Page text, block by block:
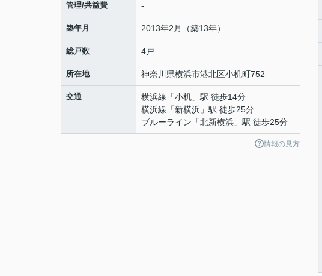
管理/共益費 -
築年月 2013年2月（築13年）
総戸数 4戸
所在地 神奈川県横浜市港北区小机町752
交通 横浜線 「小机 」駅 徒歩14分
横浜線 「新横浜 」駅 徒歩25分
ブルーライン 「北新横浜 」駅 徒歩25分
情報の見方